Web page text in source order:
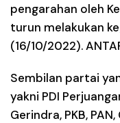
pengarahan oleh
turun melakukan
(16/10/2022).
Sembilan partai
yakni PDI
Gerindra, PKB,